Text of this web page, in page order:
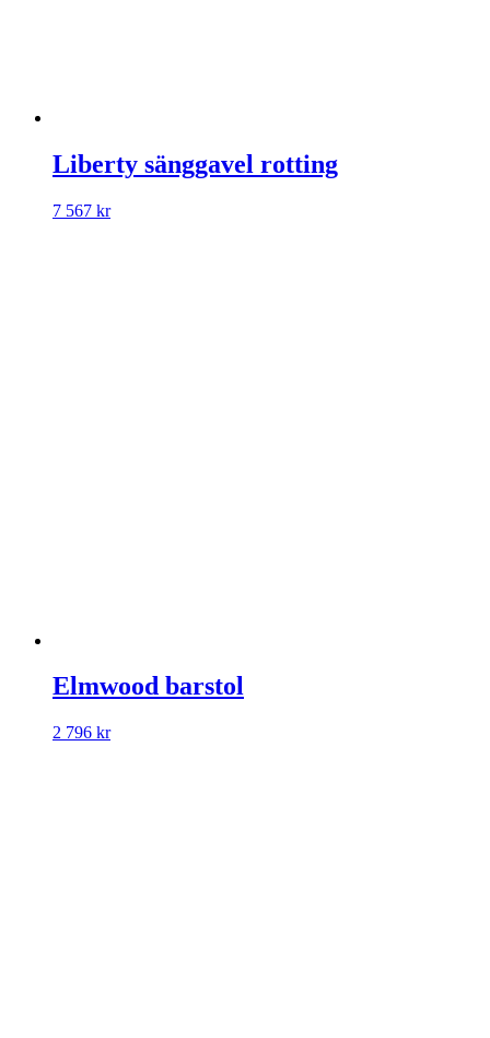
Liberty sänggavel rotting
7 567 kr
Elmwood barstol
2 796 kr